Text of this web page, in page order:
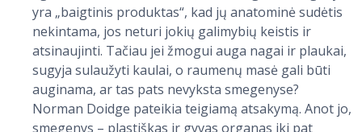
yra „baigtinis produktas“, kad jų anatominė sudėtis
nekintama, jos neturi jokių galimybių keistis ir
atsinaujinti. Tačiau jei žmogui auga nagai ir plaukai,
sugyja sulaužyti kaulai, o raumenų masė gali būti
auginama, ar tas pats nevyksta smegenyse?
Norman Doidge pateikia teigiamą atsakymą. Anot jo,
smegenys – plastiškas ir gyvas organas iki pat